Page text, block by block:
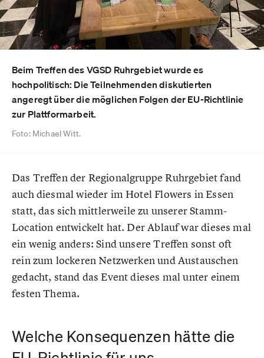
Beim Treffen des VGSD Ruhrgebiet wurde es
hochpolitisch: Die Teilnehmenden diskutierten
angeregt über die möglichen Folgen der EU-Richtlinie
zur Plattformarbeit.
Foto: Michael Witt.
Das Treffen der Regionalgruppe Ruhrgebiet fand
auch diesmal wieder im Hotel Flowers in Essen
statt, das sich mittlerweile zu unserer Stamm-
Location entwickelt hat. Der Ablauf war dieses mal
ein wenig anders: Sind unsere Treffen sonst oft
rein zum lockeren Netzwerken und Austauschen
gedacht, stand das Event dieses mal unter einem
festen Thema.
Welche Konsequenzen hätte die